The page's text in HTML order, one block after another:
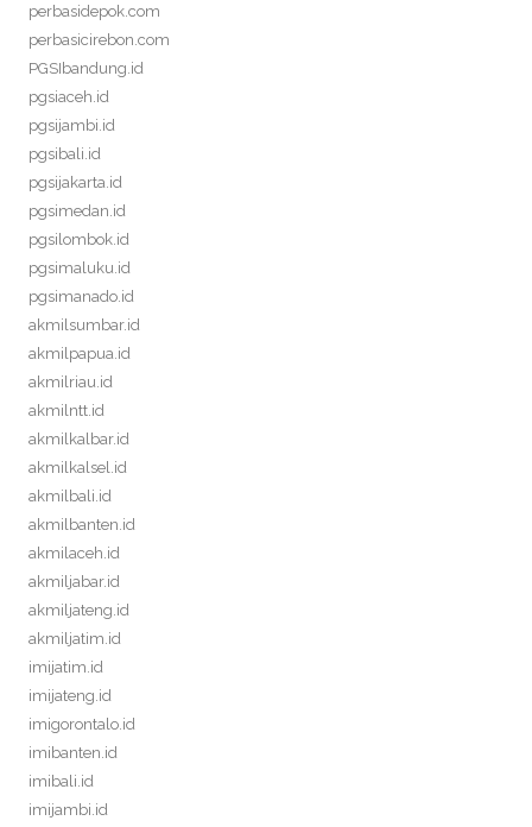
perbasidepok.com
perbasicirebon.com
PGSIbandung.id
pgsiaceh.id
pgsijambi.id
pgsibali.id
pgsijakarta.id
pgsimedan.id
pgsilombok.id
pgsimaluku.id
pgsimanado.id
akmilsumbar.id
akmilpapua.id
akmilriau.id
akmilntt.id
akmilkalbar.id
akmilkalsel.id
akmilbali.id
akmilbanten.id
akmilaceh.id
akmiljabar.id
akmiljateng.id
akmiljatim.id
imijatim.id
imijateng.id
imigorontalo.id
imibanten.id
imibali.id
imijambi.id